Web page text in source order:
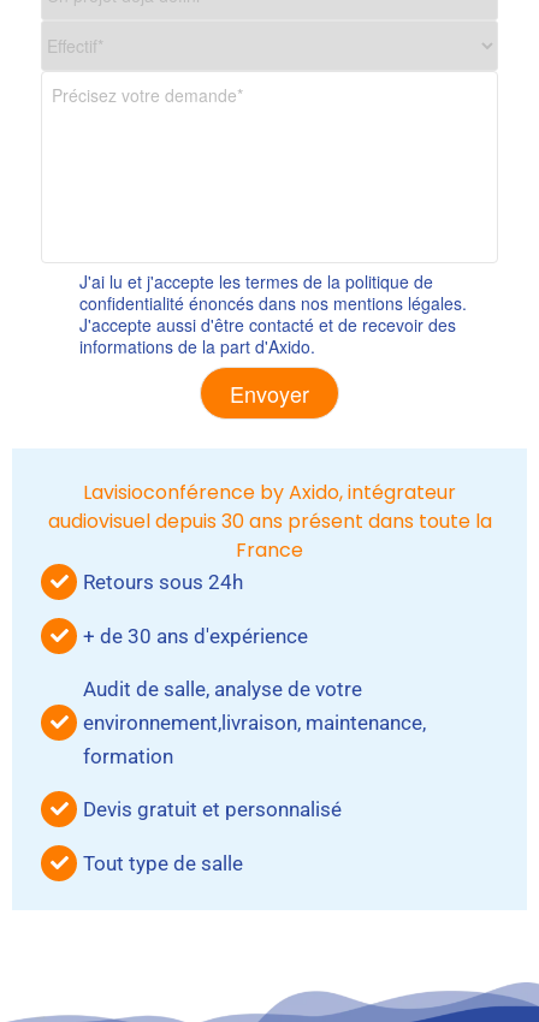
J'ai lu et j'accepte les termes de la politique de
confidentialité énoncés dans nos mentions légales.
J'accepte aussi d'être contacté et de recevoir des
informations de la part d'Axido.
Lavisioconférence by Axido, intégrateur
audiovisuel depuis 30 ans présent dans toute la
France
Retours sous 24h
+ de 30 ans d'expérience
Audit de salle, analyse de votre
environnement,livraison, maintenance,
formation
Devis gratuit et personnalisé
Tout type de salle